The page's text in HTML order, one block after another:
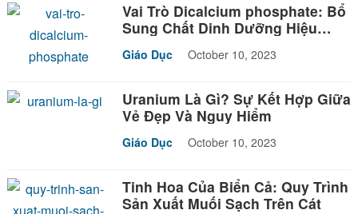
Vai Trò Dicalcium phosphate: Bổ
Sung Chất Dinh Dưỡng Hiệu
Giáo Dục October 10, 2023
Uranium Là Gì? Sự Kết Hợp Giữa
Vẻ Đẹp Và Nguy Hiểm
Giáo Dục October 10, 2023
Tinh Hoa Của Biển Cả: Quy Trình
Sản Xuất Muối Sạch Trên Cát